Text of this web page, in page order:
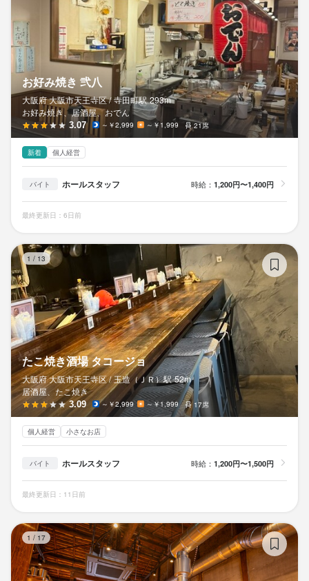
お好み焼き 弐八
大阪府 大阪市天王寺区 / 寺田町駅 293m
お好み焼き、居酒屋、おでん
3.07 ～￥2,999 ～￥1,999 21席
新着 個人経営
バイト ホールスタッフ 時給： 1,200円〜1,400円
最終更新日：6日前
1 / 13
たこ焼き酒場 タコージョ
大阪府 大阪市天王寺区 / 玉造（ＪＲ）駅 52m
居酒屋、たこ焼き
3.09 ～￥2,999 ～￥1,999 17席
個人経営 小さなお店
バイト ホールスタッフ 時給： 1,200円〜1,500円
最終更新日：11日前
1 / 17